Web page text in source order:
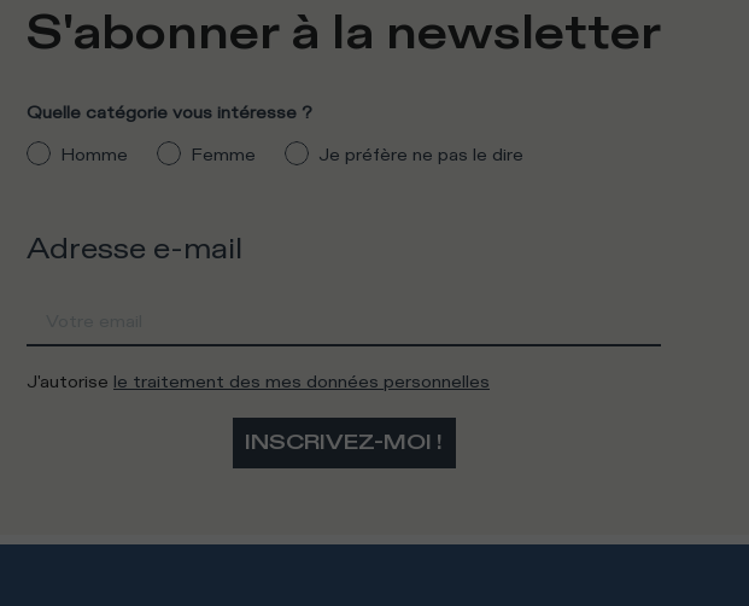
S'abonner à la newsletter
Quelle catégorie vous intéresse ?
Homme
Femme Je préfère ne pas le dire
Adresse e-mail
J'autorise le traitement des mes données personnelles
INSCRIVEZ-MOI !